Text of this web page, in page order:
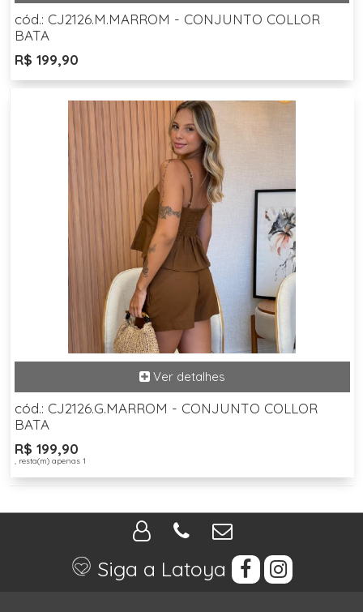
cód.: CJ2126.M.MARROM - CONJUNTO COLLOR
BATA
R$ 199,90
cód.: CJ2126.G.MARROM - CONJUNTO COLLOR
BATA
R$ 199,90
, resta(m) apenas 1
Siga a Latoya